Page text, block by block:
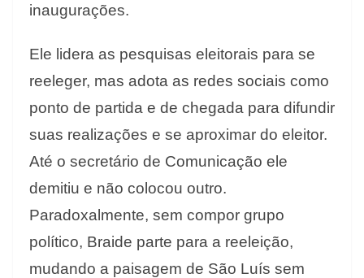
inaugurações.
Ele lidera as pesquisas eleitorais para se
reeleger, mas adota as redes sociais como
ponto de partida e de chegada para difundir
suas realizações e se aproximar do eleitor.
Até o secretário de Comunicação ele
demitiu e não colocou outro.
Paradoxalmente, sem compor grupo
político, Braide parte para a reeleição,
mudando a paisagem de São Luís sem